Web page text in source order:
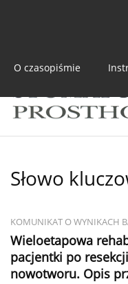
O czasopiśmie
Słowo
KOMUNIKAT O WYNIKACH
Wieloetapowa
pacjentki po
nowotworu. Opis